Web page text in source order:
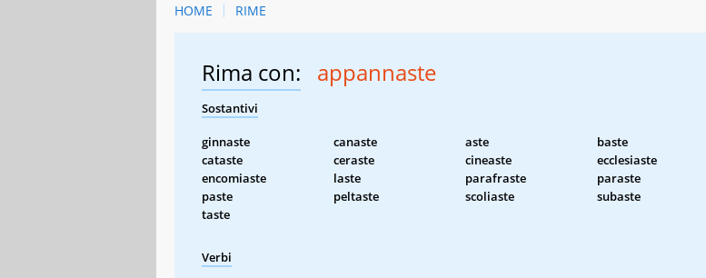
HOME RIME
Rima con: appannaste
Sostantivi
ginnaste canaste aste
baste
cataste
ceraste cineaste
ecclesiaste
encomiaste
laste parafraste
paraste
paste
peltaste scoliaste
subaste
taste
Verbi